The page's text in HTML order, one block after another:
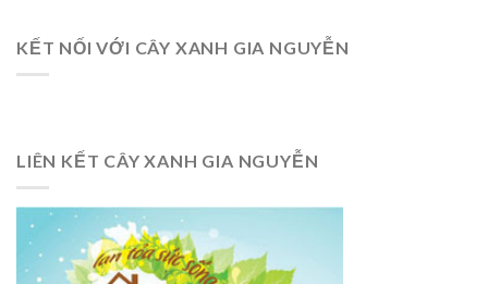
KẾT NỐI VỚI CÂY XANH GIA NGUYỄN
LIÊN KẾT CÂY XANH GIA NGUYỄN